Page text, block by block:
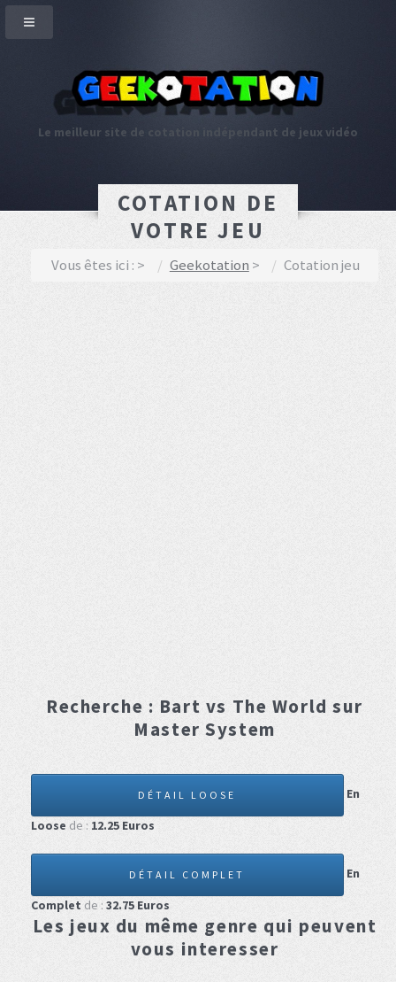
Le meilleur site de cotation indépendant de jeux vidéo
COTATION DE
VOTRE JEU
Vous êtes ici : Geekotation Cotation jeu
Recherche : Bart vs The World sur
Master System
DÉTAIL LOOSE
En
Loose de : 12.25 Euros
DÉTAIL COMPLET
En
Complet de : 32.75 Euros
Les jeux du même genre qui peuvent
vous interesser